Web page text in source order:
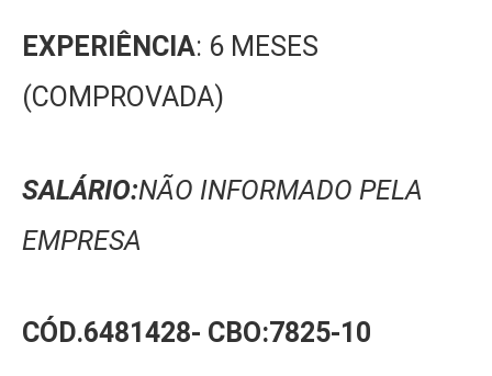
EXPERIÊNCIA: 6 MESES
(COMPROVADA)
SALÁRIO:NÃO INFORMADO PELA
EMPRESA
CÓD.6481428- CBO:7825-10